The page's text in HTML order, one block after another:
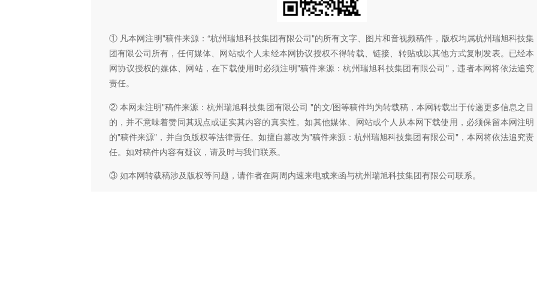
① 凡本网注明"稿件来源：“杭州瑞旭科技集团有限公司"的所有文字、图片和音视频稿件，版权均属杭州瑞旭科技集
团有限公司所有，任何媒体、网站或个人未经本网协议授权不得转载、链接、转贴或以其他方式复制发表。已经本
网协议授权的媒体、网站，在下载使用时必须注明"稿件来源：杭州瑞旭科技集团有限公司"，违者本网将依法追究
责任。
② 本网未注明"稿件来源：杭州瑞旭科技集团有限公司 "的文/图等稿件均为转载稿，本网转载出于传递更多信息之目
的，并不意味着赞同其观点或证实其内容的真实性。如其他媒体、网站或个人从本网下载使用，必须保留本网注明
的"稿件来源"，并自负版权等法律责任。如擅自篡改为"稿件来源：杭州瑞旭科技集团有限公司"，本网将依法追究责
任。如对稿件内容有疑议，请及时与我们联系。
③ 如本网转载稿涉及版权等问题，请作者在两周内速来电或来函与杭州瑞旭科技集团有限公司联系。